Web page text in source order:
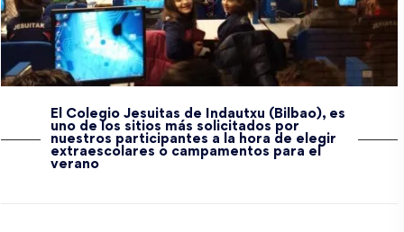
El Colegio Jesuitas de Indautxu (Bilbao), es
uno de los sitios más solicitados por
nuestros participantes a la hora de elegir
extraescolares o campamentos para el
verano